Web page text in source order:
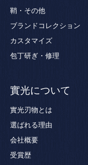
鞘・その他
ブランドコレクション
カスタマイズ
包丁研ぎ・修理
實光について
實光刃物とは
選ばれる理由
会社概要
受賞歴